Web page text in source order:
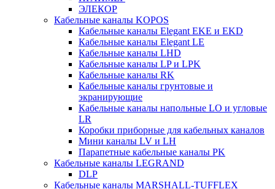
ЭЛЕКОР
Кабельные каналы KOPOS
Кабельные каналы Elegant EKE и EKD
Кабельные каналы Elegant LE
Кабельные каналы LHD
Кабельные каналы LP и LPK
Кабельные каналы RK
Кабельные каналы грунтовые и
экранирующие
Кабельные каналы напольные LO и угловые
LR
Коробки приборные для кабельных каналов
Мини каналы LV и LH
Парапетные кабельные каналы PK
Кабельные каналы LEGRAND
DLP
Кабельные каналы MARSHALL-TUFFLEX